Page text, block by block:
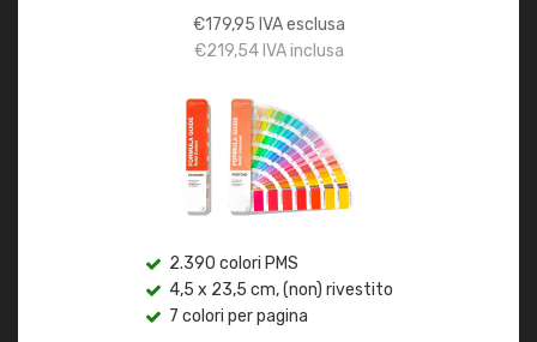
€179,95 IVA esclusa
€219,54IVA inclusa
2.390 colori PMS
4,5 x 23,5 cm, (non) rivestito
7 colori per pagina